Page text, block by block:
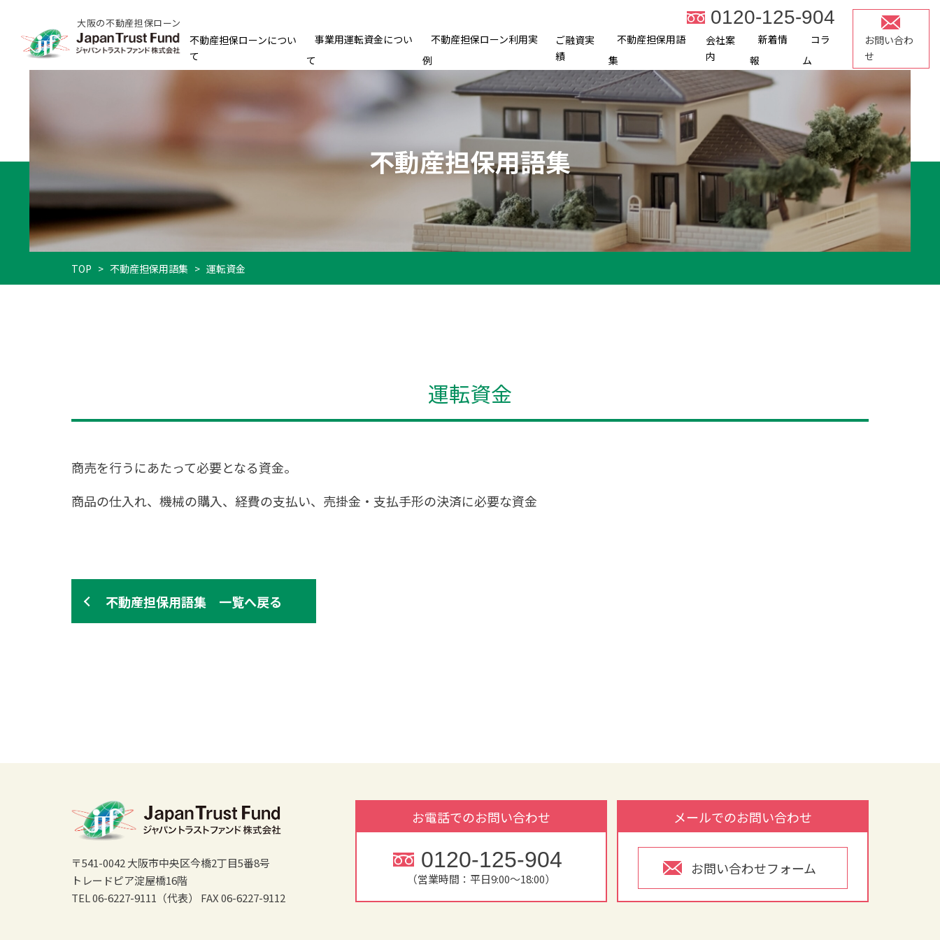
大阪の不動産担保ローン 0120-125-904
不動産担保ローンについ
て
事業用運転資金につい
て
不動産担保ローン利用実
例
ご融資実
績
不動産担保用語
集
会社案
内
新着情
報
コラ
ム
お問い合わ
せ
不動産担保用語集
TOP > 不動産担保用語集 > 運転資金
運転資金
商売を行うにあたって必要となる資金。
商品の仕入れ、機械の購入、経費の支払い、売掛金・支払手形の決済に必要な資金
不動産担保用語集 一覧へ戻る
〒541-0042 大阪市中央区今橋2丁目5番8号
トレードピア淀屋橋16階
TEL 06-6227-9111（代表）
FAX 06-6227-9112
お電話でのお問い合わせ
0120-125-904
（営業時間：平日9:00～18:00）
メールでのお問い合わせ
お問い合わせフォーム